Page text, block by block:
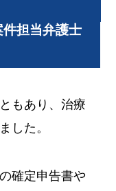
担当弁護士
もあり、治療
した。
確定申告書や